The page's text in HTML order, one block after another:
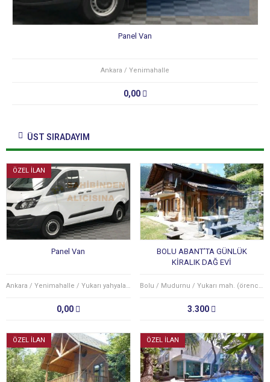
Panel Van
Ankara / Yenimahalle
0,00
ÜST SIRADAYIM
ÖZEL İLAN
Panel Van
Ankara / Yenimahalle / Yukarı yahyalar mah.
0,00
BOLU ABANT’TA GÜNLÜK
KİRALIK DAĞ EVİ
Bolu / Mudurnu / Yukarı mah. (örencik köyü)
3.300
ÖZEL İLAN ÖZEL İLAN